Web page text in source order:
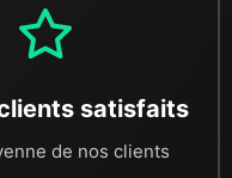
satisfaits
de nos clients